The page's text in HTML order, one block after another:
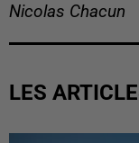
Nicolas Chacun
LES